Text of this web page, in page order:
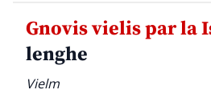
Gnovis vielis par la
lenghe
Vielm